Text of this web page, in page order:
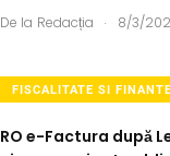
De la Redacția . 8/3/
FISCALITATE SI
RO e-Factura după